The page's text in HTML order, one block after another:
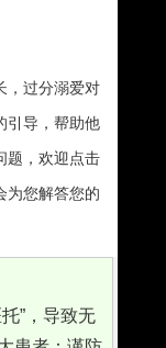
，过分溺爱对
引导，帮助他
题，欢迎点击
为您解答您的
”，导致无